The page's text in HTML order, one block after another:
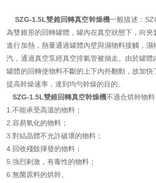
SZG-1.5L雙錐回轉真空幹燥機一般描述：
為雙錐形的回轉罐體，罐內在真空狀態下，向夾
進行加熱，熱量通過罐體內壁與濕物料接觸，濕
汽，通過真空泵經真空排氣管被抽走。由於罐體
罐體的回轉使物料不斷的上下內外翻動，故加快
提高幹燥速率，達到均勻幹燥的目的。
SZG-1.5L雙錐回轉真空幹燥機不適合烘幹物料
1.不能承受高溫的物料；
2.容易氧化的物料；
3.對結晶體不允許破壞的物料；
4.回收殘餘揮發的物料；
5.強烈剌激，有毒性的物料；
6.無菌原料的烘幹。